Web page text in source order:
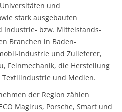
und
stark ausgebauten
Industrie- bzw. Mittelstands-
Branchen in Baden-
Industrie und Zulieferer,
Feinmechanik, die Herstellung
und Medien.
der Region zählen
Magirus, Porsche, Smart und